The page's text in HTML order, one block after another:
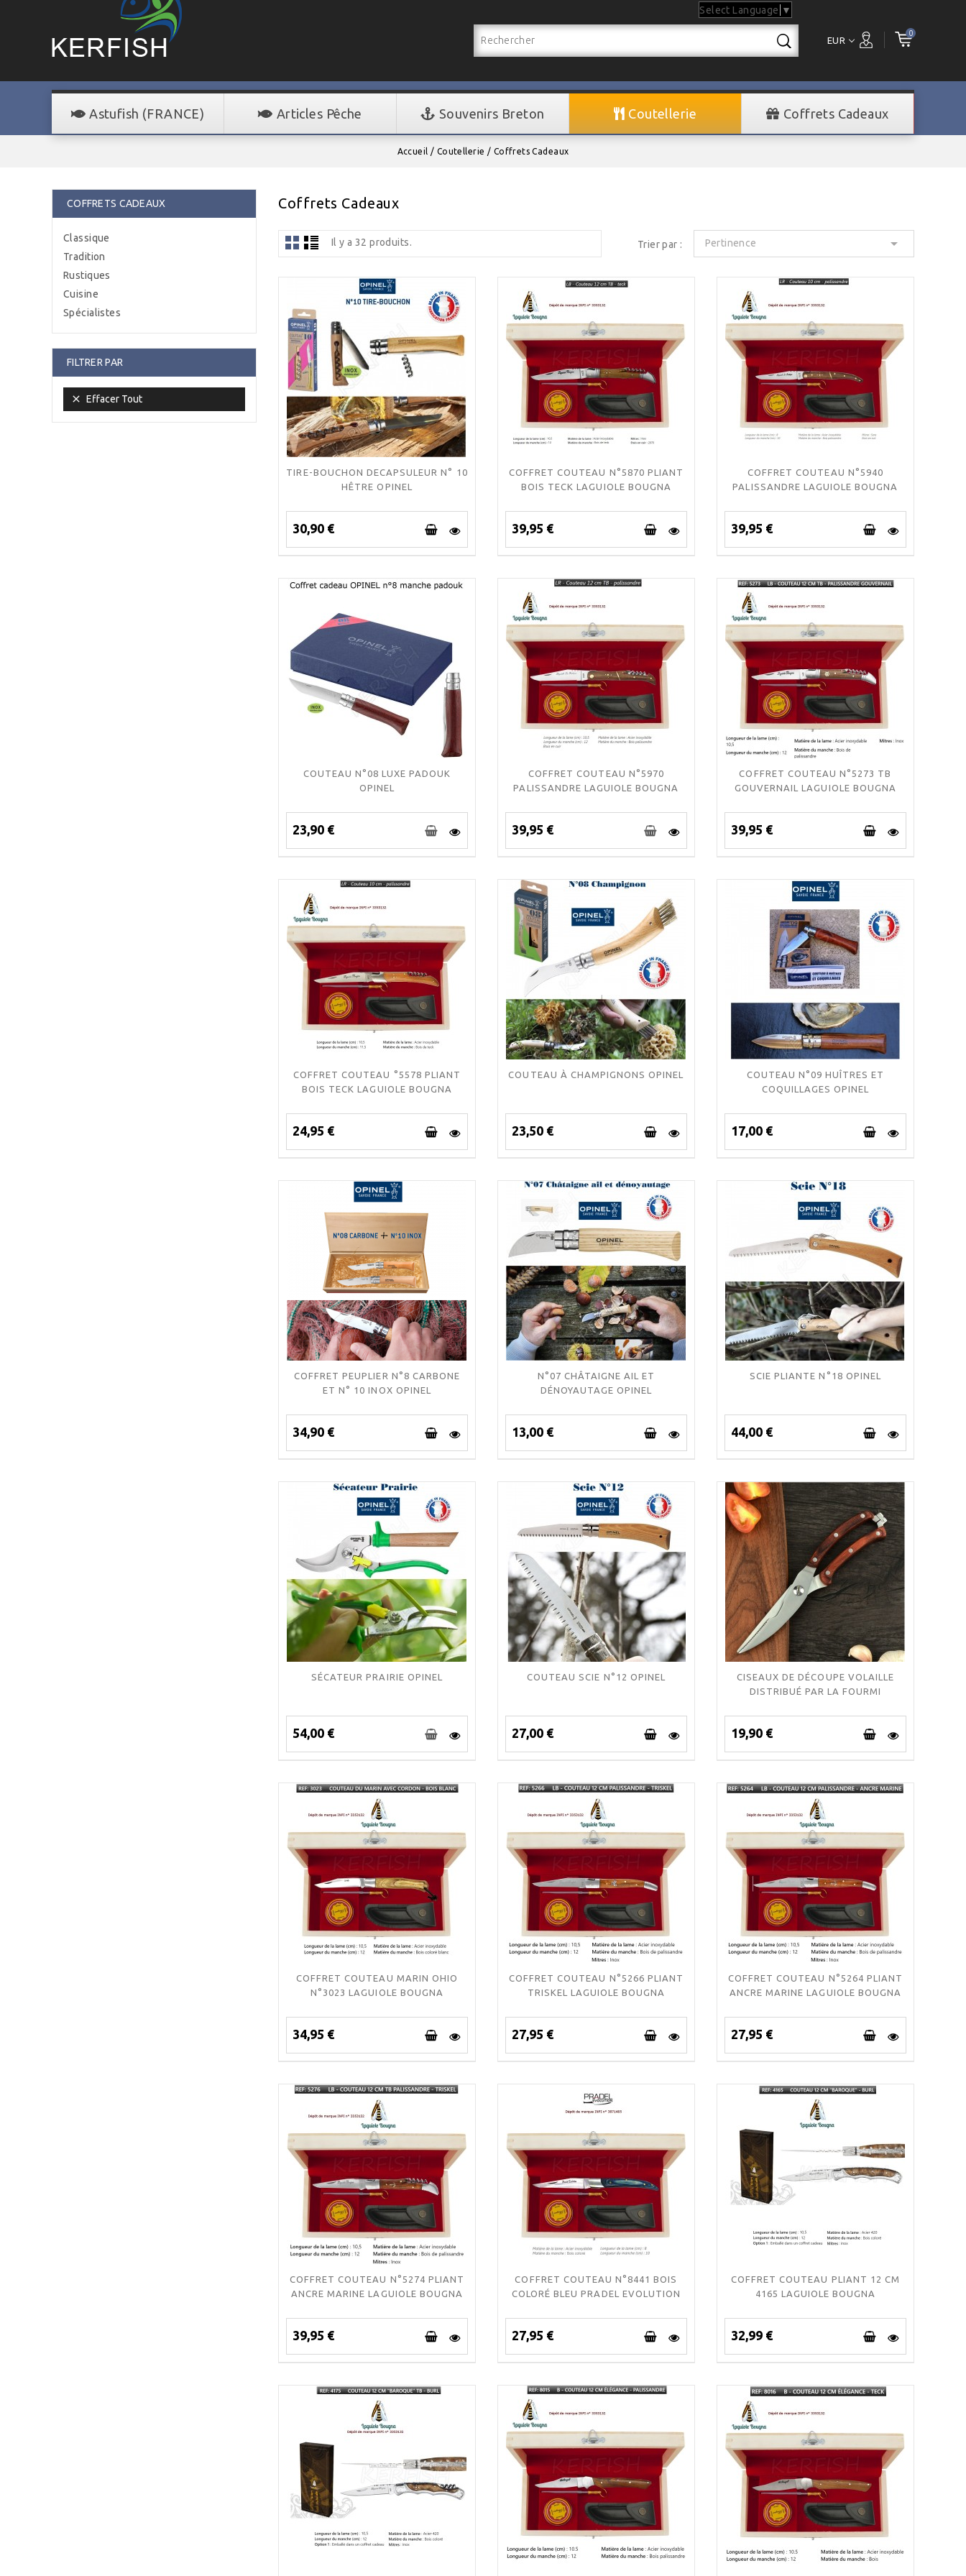
Select Language ▼
0
EUR
Astufish (FRANCE) Articles Pêche Souvenirs Breton Coutellerie Coffrets Cadeaux
Accueil Coutellerie Coffrets Cadeaux
COFFRETS CADEAUX
Classique
Tradition
Rustiques
Cuisine
Spécialistes
FILTRER PAR
 Effacer Tout
Coffrets Cadeaux
Il y a 32 produits. Trier par : Pertinence 
TIRE-BOUCHON DECAPSULEUR N° 10
HÊTRE OPINEL
30,90 €
COFFRET COUTEAU N°5870 PLIANT
BOIS TECK LAGUIOLE BOUGNA
39,95 €
COFFRET COUTEAU N°5940
PALISSANDRE LAGUIOLE BOUGNA
39,95 €
COUTEAU N°08 LUXE PADOUK
OPINEL
23,90 €
COFFRET COUTEAU N°5970
PALISSANDRE LAGUIOLE BOUGNA
39,95 €
COFFRET COUTEAU N°5273 TB
GOUVERNAIL LAGUIOLE BOUGNA
39,95 €
COFFRET COUTEAU °5578 PLIANT
BOIS TECK LAGUIOLE BOUGNA
24,95 €
COUTEAU À CHAMPIGNONS OPINEL
23,50 €
COUTEAU N°09 HUÎTRES ET
COQUILLAGES OPINEL
17,00 €
COFFRET PEUPLIER N°8 CARBONE
ET N° 10 INOX OPINEL
34,90 €
N°07 CHÂTAIGNE AIL ET
DÉNOYAUTAGE OPINEL
13,00 €
SCIE PLIANTE N°18 OPINEL
44,00 €
SÉCATEUR PRAIRIE OPINEL
54,00 €
COUTEAU SCIE N°12 OPINEL
27,00 €
CISEAUX DE DÉCOUPE VOLAILLE
DISTRIBUÉ PAR LA FOURMI
19,90 €
COFFRET COUTEAU MARIN OHIO
N°3023 LAGUIOLE BOUGNA
34,95 €
COFFRET COUTEAU N°5266 PLIANT
TRISKEL LAGUIOLE BOUGNA
27,95 €
COFFRET COUTEAU N°5264 PLIANT
ANCRE MARINE LAGUIOLE BOUGNA
27,95 €
COFFRET COUTEAU N°5274 PLIANT
ANCRE MARINE LAGUIOLE BOUGNA
39,95 €
COFFRET COUTEAU N°8441 BOIS
COLORÉ BLEU PRADEL EVOLUTION
27,95 €
COFFRET COUTEAU PLIANT 12 CM
4165 LAGUIOLE BOUGNA
32,99 €